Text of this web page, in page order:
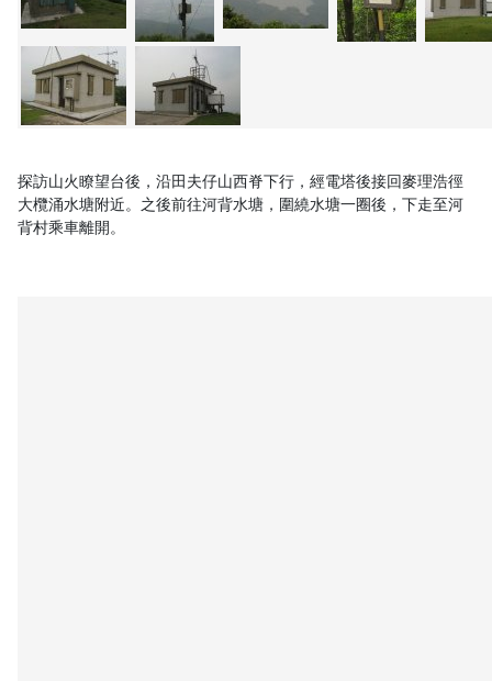
探訪山火瞭望台後，沿田夫仔山西脊下行，經電塔後接回麥理浩徑
大欖涌水塘附近。之後前往河背水塘，圍繞水塘一圈後，下走至河
背村乘車離開。